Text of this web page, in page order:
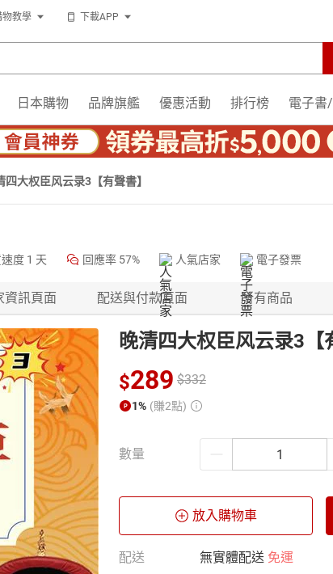
物教學 下載APP
日本購物 品牌旗艦 優惠活動 排行榜 電子書
四大权臣风云录3【有聲書】
度 1 天 回應率 57% 人氣店家 電子發票
資訊頁面 配送與付款頁面 所有商品
晚清四大权臣风云录3【
$289 $332
1% (賺2點)
數量
放入購物車
配送 無實體配送 免運